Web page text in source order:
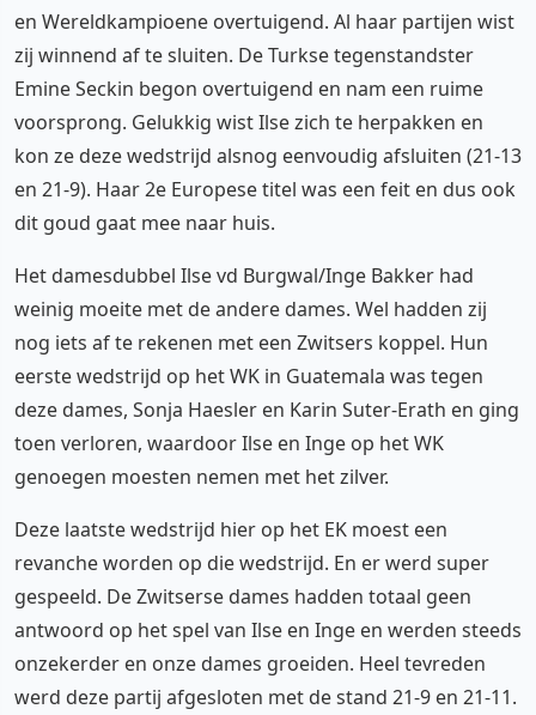
en Wereldkampioene overtuigend. Al haar partijen wist
zij winnend af te sluiten. De Turkse tegenstandster
Emine Seckin begon overtuigend en nam een ruime
voorsprong. Gelukkig wist Ilse zich te herpakken en
kon ze deze wedstrijd alsnog eenvoudig afsluiten (21-13
en 21-9). Haar 2e Europese titel was een feit en dus ook
dit goud gaat mee naar huis.
Het damesdubbel Ilse vd Burgwal/Inge Bakker had
weinig moeite met de andere dames. Wel hadden zij
nog iets af te rekenen met een Zwitsers koppel. Hun
eerste wedstrijd op het WK in Guatemala was tegen
deze dames, Sonja Haesler en Karin Suter-Erath en ging
toen verloren, waardoor Ilse en Inge op het WK
genoegen moesten nemen met het zilver.
Deze laatste wedstrijd hier op het EK moest een
revanche worden op die wedstrijd. En er werd super
gespeeld. De Zwitserse dames hadden totaal geen
antwoord op het spel van Ilse en Inge en werden steeds
onzekerder en onze dames groeiden. Heel tevreden
werd deze partij afgesloten met de stand 21-9 en 21-11.